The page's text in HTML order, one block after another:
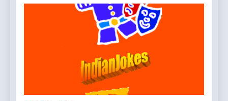
pappu ka joke
FEATURED JOKES
Patni ka Khatarnaak shak !